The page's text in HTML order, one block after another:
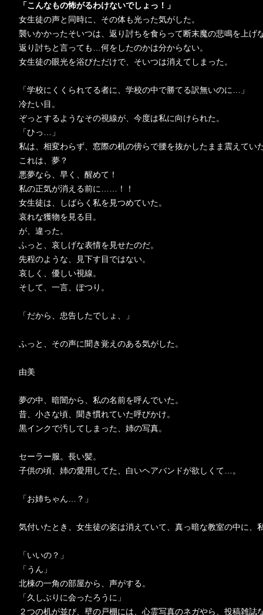
「こんなもの怖がるわけないでしょっ！」
女生徒の声と同時に、その体も光った気がした。
襲いかかったそいつは、返り討ちを食らって断末魔の悲鳴を上げ
返り討ちと言っても…何をしたのかは分からない。
女生徒の眼光を浴びただけで、そいつは消えてしまった。
「学校にくくられてる者に、学校の中で勝てる訳無いのに…」
冷たい目。
ぞっとするようなその視線が、今度は私に向けられた。
「ひっ…」
私は、相変わらず、窓際の机の傍らで腰を抜かしたまま震えてい
これは、夢？
悪夢なら、早く、醒めて！
私の正気が消える前に……！！
女生徒は、しばらく私を見つめていた。
哀れな獲物を見る目。
が、違った。
ふっと、哀しげな表情を見せたのだ。
先程のような、見下す目ではない。
哀しく、優しい視線。
そして、一言、ぽつり。
「だから、忠告したでしょ、」
ふっと、その声に聞き覚えのある気がした。
由美
夢の中、暗闇から、私の名前を呼んでいた。
昔、小さな頃、聞き慣れていた呼びかけ。
黒インクで汚してしまった、姉の写真。
セーラー服。長い髪。
子供の頃、姉の愛用してた、白いヘアバンドが欲しくて…。
「お姉ちゃん…？」
気付いたとき、女生徒の姿は消えていて、真っ暗な教室の中に、
「いいの？」
「うん」
北棟の一角の部屋から、声がする。
「久しぶりに会ったろうに」
２つの机が並び、壁の戸棚には、心霊写真のネガやら、投稿雑誌